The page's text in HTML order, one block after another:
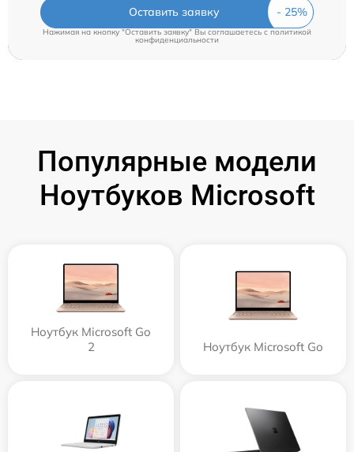
Оставить заявку
Нажимая на кнопку "Оставить заявку" Вы соглашаетесь cполитикой
конфиденциальности
Популярные модели
Ноутбуков Microsoft
Ноутбук Microsoft Go
2
Ноутбук Microsoft Go